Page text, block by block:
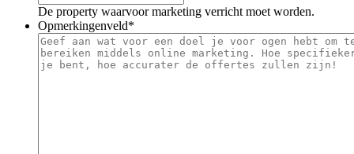
De property waarvoor marketing verricht moet worden.
Opmerkingenveld*